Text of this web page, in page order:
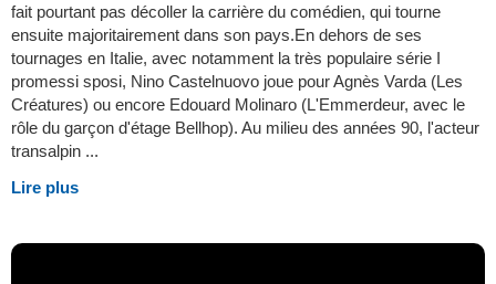
fait pourtant pas décoller la carrière du comédien, qui tourne
ensuite majoritairement dans son pays.En dehors de ses
tournages en Italie, avec notamment la très populaire série I
promessi sposi, Nino Castelnuovo joue pour Agnès Varda (Les
Créatures) ou encore Edouard Molinaro (L'Emmerdeur, avec le
rôle du garçon d'étage Bellhop). Au milieu des années 90, l'acteur
transalpin ...
Lire plus